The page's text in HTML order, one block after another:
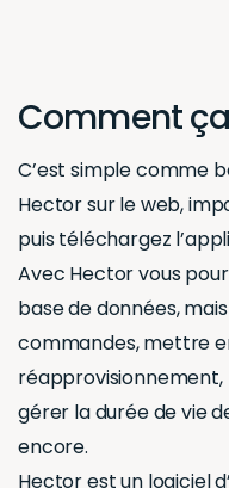
Comment
C’est simple comme
Hector sur le web,
puis téléchargez
Avec Hector vous
base de données,
commandes, mettre
gérer la durée de vie
encore.
Hector est un logiciel